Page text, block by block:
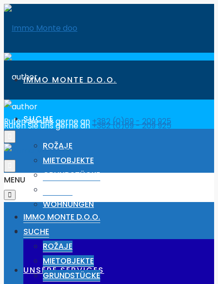
Rufen Sie uns gerne an+382 (0)69 - 209 925
IMMO MONTE D.O.O.
SUCHE
ROŽAJE
MIETOBJEKTE
GRUNDSTÜCKE
WOHNUNGEN
NEWS
UNSERE SERVICES
Rufen Sie uns gerne an +382 (0)69 - 209 925
MENU
IMMO MONTE D.O.O.
SUCHE
ROŽAJE
MIETOBJEKTE
GRUNDSTÜCKE